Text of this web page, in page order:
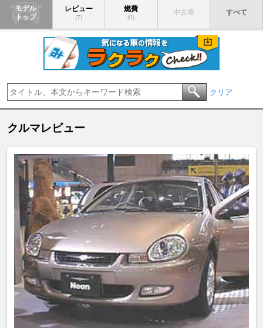
モデル
トップ
レビュー
(7)
燃費
(0)
中古車 すべて
クリア
クルマレビュー